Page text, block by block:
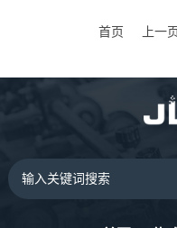
首页 上一页